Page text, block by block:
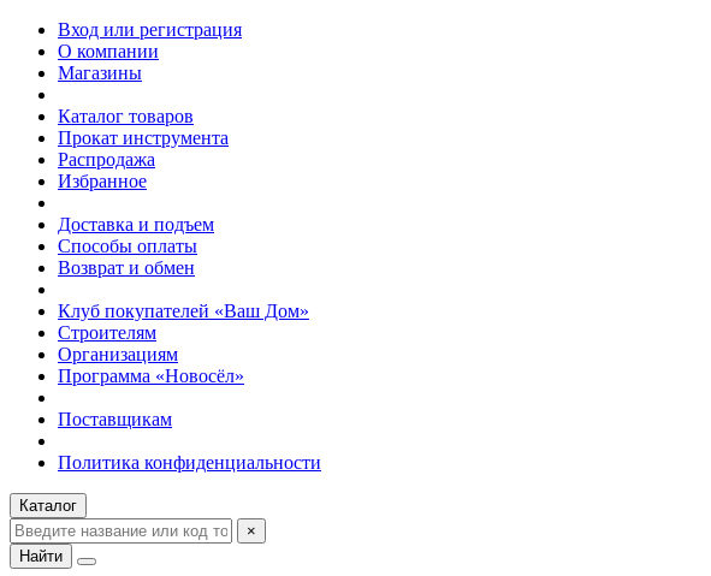
Вход или регистрация
О компании
Магазины
Каталог товаров
Прокат инструмента
Распродажа
Избранное
Доставка и подъем
Способы оплаты
Возврат и обмен
Клуб покупателей «Ваш Дом»
Строителям
Организациям
Программа «Новосёл»
Поставщикам
Политика конфиденциальности
Каталог
×
Найти